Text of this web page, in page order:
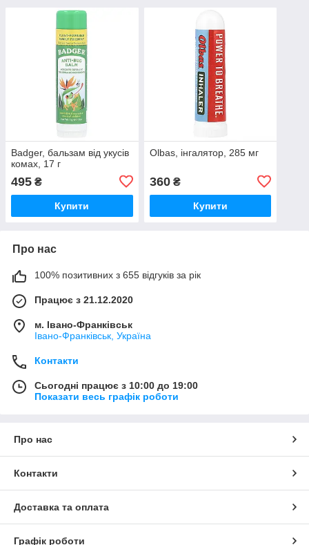
Badger, бальзам від укусів
комах, 17 г
495 ₴
Купити
Olbas, інгалятор, 285 мг
360₴
Купити
Про нас
100% позитивних з 655 відгуків за рік
Працює з 21.12.2020
м. Івано-Франківськ
Івано-Франківськ, Україна
Контакти
Сьогодні працює з 10:00 до 19:00
Показати весь графік роботи
Про нас
Контакти
Доставка та оплата
Графік роботи